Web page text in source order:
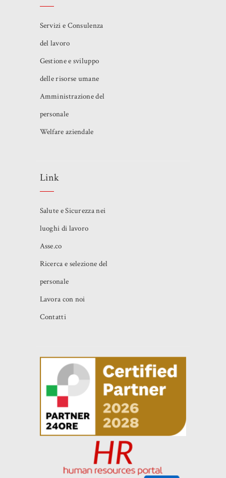
Servizi e Consulenza
del lavoro
Gestione e sviluppo
delle risorse umane
Amministrazione del
personale
Welfare aziendale
Link
Salute e Sicurezza nei
luoghi di lavoro
Asse.co
Ricerca e selezione del
personale
Lavora con noi
Contatti